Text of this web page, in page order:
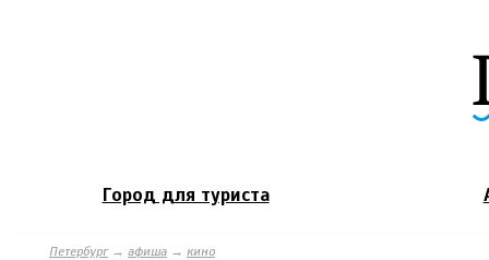
Город для туриста
Петербург→ афиша → кино